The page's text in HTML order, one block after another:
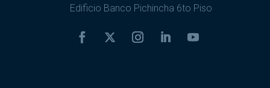
Edificio Banco Pichincha 6to Piso